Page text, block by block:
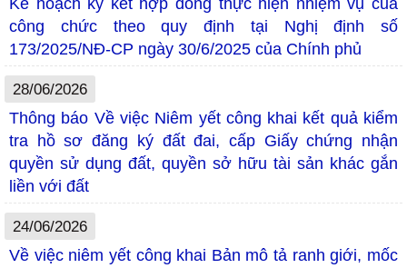
Kế hoạch ký kết hợp đồng thực hiện nhiệm vụ của
công chức theo quy định tại Nghị định số
173/2025/NĐ-CP ngày 30/6/2025 của Chính phủ
28/06/2026
Thông báo Về việc Niêm yết công khai kết quả kiểm
tra hồ sơ đăng ký đất đai, cấp Giấy chứng nhận
quyền sử dụng đất, quyền sở hữu tài sản khác gắn
liền với đất
24/06/2026
Về việc niêm yết công khai Bản mô tả ranh giới, mốc